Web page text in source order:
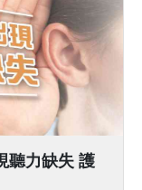
聽力缺失 護